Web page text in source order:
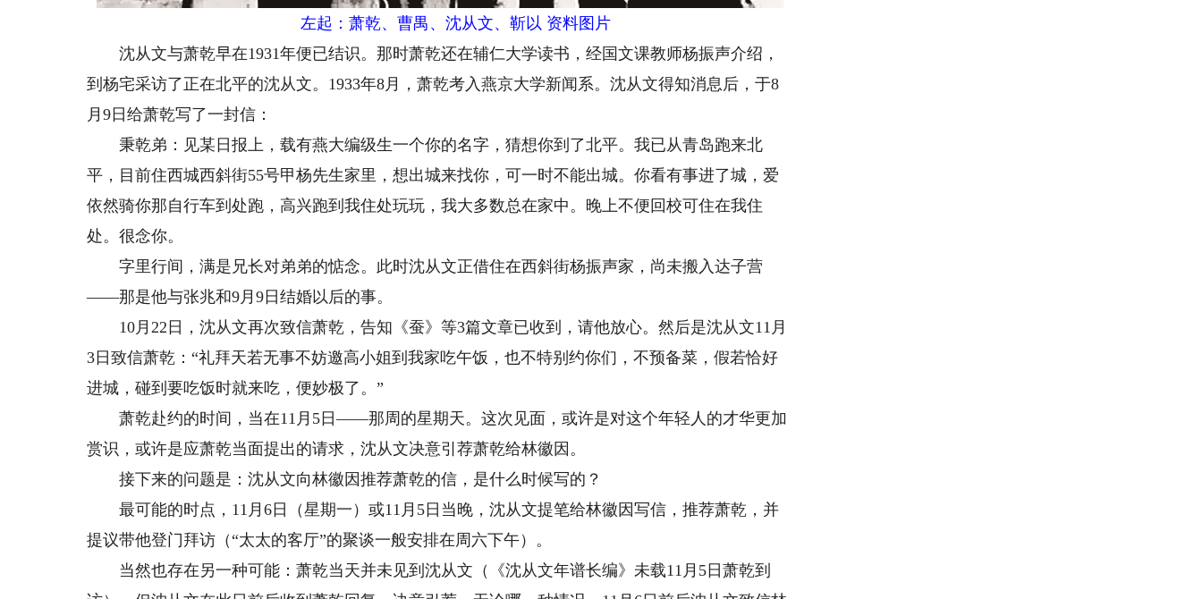
左起：萧乾、曹禺、沈从文、靳以 资料图片
沈从文与萧乾早在1931年便已结识。那时萧乾还在辅仁大学读书，经国文课教师杨振声介绍，
到杨宅采访了正在北平的沈从文。1933年8月，萧乾考入燕京大学新闻系。沈从文得知消息后，于8
月9日给萧乾写了一封信：
秉乾弟：见某日报上，载有燕大编级生一个你的名字，猜想你到了北平。我已从青岛跑来北
平，目前住西城西斜街55号甲杨先生家里，想出城来找你，可一时不能出城。你看有事进了城，爱
依然骑你那自行车到处跑，高兴跑到我住处玩玩，我大多数总在家中。晚上不便回校可住在我住
处。很念你。
字里行间，满是兄长对弟弟的惦念。此时沈从文正借住在西斜街杨振声家，尚未搬入达子营
——那是他与张兆和9月9日结婚以后的事。
10月22日，沈从文再次致信萧乾，告知《蚕》等3篇文章已收到，请他放心。然后是沈从文11月
3日致信萧乾：“礼拜天若无事不妨邀高小姐到我家吃午饭，也不特别约你们，不预备菜，假若恰好
进城，碰到要吃饭时就来吃，便妙极了。”
萧乾赴约的时间，当在11月5日——那周的星期天。这次见面，或许是对这个年轻人的才华更加
赏识，或许是应萧乾当面提出的请求，沈从文决意引荐萧乾给林徽因。
接下来的问题是：沈从文向林徽因推荐萧乾的信，是什么时候写的？
最可能的时点，11月6日（星期一）或11月5日当晚，沈从文提笔给林徽因写信，推荐萧乾，并
提议带他登门拜访（“太太的客厅”的聚谈一般安排在周六下午）。
当然也存在另一种可能：萧乾当天并未见到沈从文（《沈从文年谱长编》未载11月5日萧乾到